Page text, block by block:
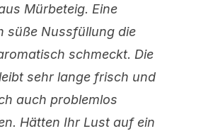
Mürbeteig. Eine
süße Nussfüllung die
schmeckt. Die
sehr lange frisch und
auch problemlos
Hätten Ihr Lust auf ein